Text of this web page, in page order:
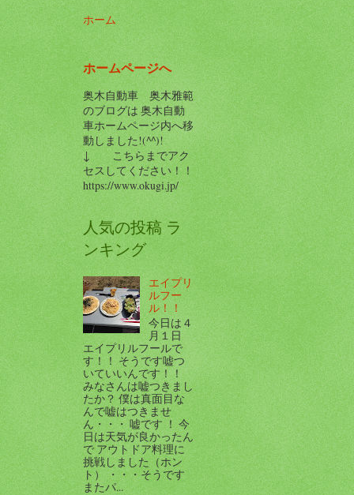
ホーム
ホームページへ
奥木自動車 奥木雅範
のブログは 奥木自動
車ホームページ内へ移
動しました!(^^)!
↓ こちらまでアク
セスしてください！！
https://www.okugi.jp/
人気の投稿 ラ
ンキング
エイプリ
ルフー
ル！！
今日は４
月１日
エイプリルフールで
す！！ そうです嘘つ
いていいんです！！
みなさんは嘘つきまし
たか？ 僕は真面目な
んで嘘はつきませ
ん・・・ 嘘です ！ 今
日は天気が良かったん
で アウトドア料理に
挑戦しました（ホン
ト） ・・・そうです
またパ...